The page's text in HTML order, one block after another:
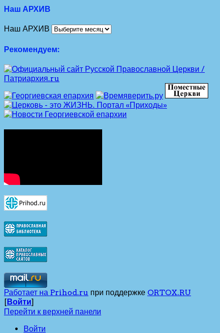
Наш АРХИВ
Наш АРХИВ
Рекомендуем:
Работает на Prihod.ru при поддержке ORTOX.RU
[Войти]
Перейти к верхней панели
Войти